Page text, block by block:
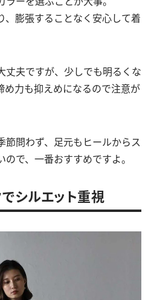
、膨張することなく安心して着
丈夫ですが、少しでも明るくな
め力も抑えめになるので注意が
節問わず、足元もヒールからス
で、一番おすすめですよ。
シルエット重視